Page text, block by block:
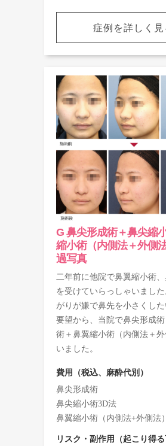
症例を詳しく見
G 鼻尖形成術＋鼻尖縮
縮小術（内側法＋外側
過写真
二年前に他院で鼻翼縮小術
を受けていらっしゃいまし
がりが嫌で鼻先を小さくし
要望から、当院で鼻尖形成
術＋鼻翼縮小術（内側法＋
いました。
費用（税込、麻酔代別）
鼻尖形成術
鼻尖縮小術3D法
鼻翼縮小術（内側法+外側法）
リスク・副作用（起こり得